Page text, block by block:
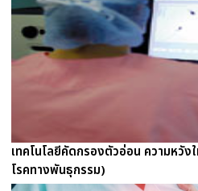
เทคโนโลยีคัดกรองตัวอ่อน ความหวั
โรคทางพันธุกรรม)